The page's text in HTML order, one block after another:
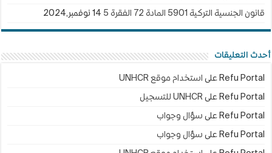
قانون الجنسية التركية 5901 المادة 72 الفقرة 5 14 نوفمبر,2024
أحدث التعليقات
Refu Portal على استخدام موقع UNHCR
Refu Portal علىUNHCR للتسجيل
Refu Portal على سؤال وجواب
Refu Portal على سؤال وجواب